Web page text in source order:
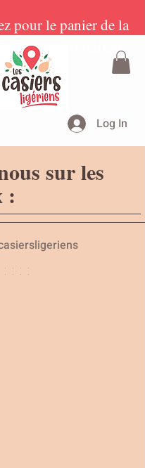
pour le panier de la
du 09 au 15/03/2026
Log In
sur les
: